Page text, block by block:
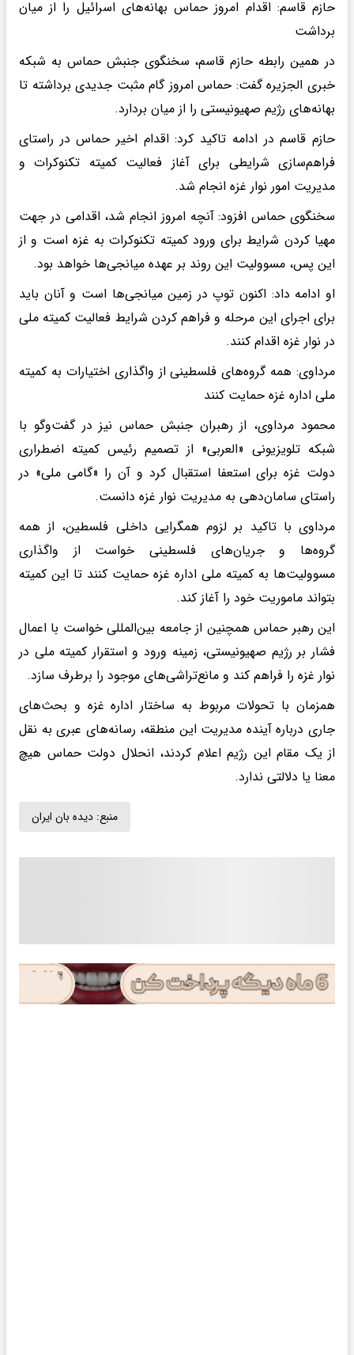
حازم قاسم: اقدام امروز حماس بهانه‌های اسرائیل را از میان
برداشت
در همین رابطه حازم قاسم، سخنگوی جنبش حماس به شبکه
خبری الجزیره گفت: حماس امروز گام مثبت جدیدی برداشته تا
بهانه‌های رژیم صهیونیستی را از میان بردارد.
حازم قاسم در ادامه تاکید کرد: اقدام اخیر حماس در راستای
فراهم‌سازی شرایطی برای آغاز فعالیت کمیته تکنوکرات و
مدیریت امور نوار غزه انجام شد.
سخنگوی حماس افزود: آنچه امروز انجام شد، اقدامی در جهت
مهیا کردن شرایط برای ورود کمیته تکنوکرات به غزه است و از
این پس، مسوولیت این روند بر عهده میانجی‌ها خواهد بود.
او ادامه داد: اکنون توپ در زمین میانجی‌ها است و آنان باید
برای اجرای این مرحله و فراهم کردن شرایط فعالیت کمیته ملی
در نوار غزه اقدام کنند.
مرداوی: همه گروه‌های فلسطینی از واگذاری اختیارات به کمیته
ملی اداره غزه حمایت کنند
محمود مرداوی، از رهبران جنبش حماس نیز در گفت‌وگو با
شبکه تلویزیونی «العربی» از تصمیم رئیس کمیته اضطراری
دولت غزه برای استعفا استقبال کرد و آن را «گامی ملی» در
راستای سامان‌دهی به مدیریت نوار غزه دانست.
مرداوی با تاکید بر لزوم همگرایی داخلی فلسطین، از همه
گروه‌ها و جریان‌های فلسطینی خواست از واگذاری
مسوولیت‌ها به کمیته ملی اداره غزه حمایت کنند تا این کمیته
بتواند ماموریت خود را آغاز کند.
این رهبر حماس همچنین از جامعه بین‌المللی خواست با اعمال
فشار بر رژیم صهیونیستی، زمینه ورود و استقرار کمیته ملی در
نوار غزه را فراهم کند و مانع‌تراشی‌های موجود را برطرف سازد.
همزمان با تحولات مربوط به ساختار اداره غزه و بحث‌های
جاری درباره آینده مدیریت این منطقه، رسانه‌های عبری به نقل
از یک مقام این رژیم اعلام کردند، انحلال دولت حماس هیچ
معنا یا دلالتی ندارد.
منبع: دیده بان ایران